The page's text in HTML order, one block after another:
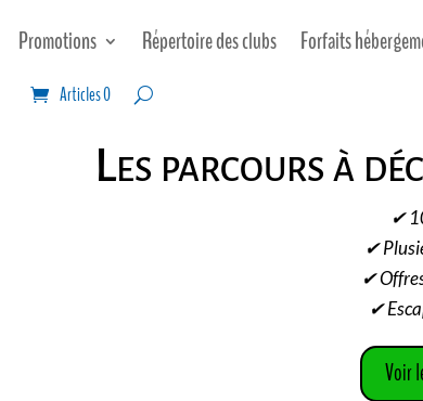
Promotions Répertoire des clubs Forfaits
Articles 0
Les parcours à
✔
✔
✔
✔
Voir